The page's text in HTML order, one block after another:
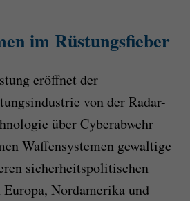
im Rüstungsfieber
eröffnet der
von der Radar-
über Cyberabwehr
Waffensystemen gewaltige
sicherheitspolitischen
Nordamerika und